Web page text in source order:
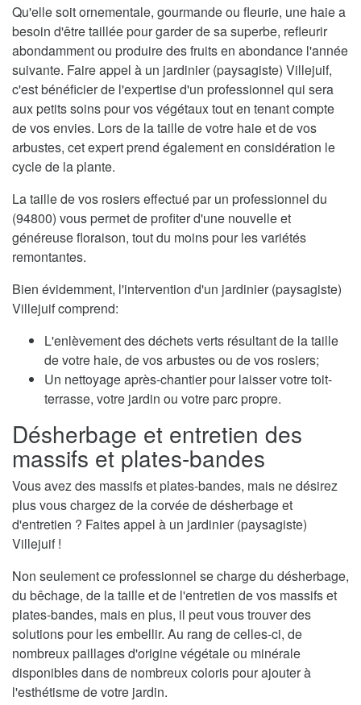
Qu'elle soit ornementale, gourmande ou fleurie, une haie a
besoin d'être taillée pour garder de sa superbe, refleurir
abondamment ou produire des fruits en abondance l'année
suivante. Faire appel à un jardinier (paysagiste) Villejuif,
c'est bénéficier de l'expertise d'un professionnel qui sera
aux petits soins pour vos végétaux tout en tenant compte
de vos envies. Lors de la taille de votre haie et de vos
arbustes, cet expert prend également en considération le
cycle de la plante.
La taille de vos rosiers effectué par un professionnel du
(94800) vous permet de profiter d'une nouvelle et
généreuse floraison, tout du moins pour les variétés
remontantes.
Bien évidemment, l'intervention d'un jardinier (paysagiste)
Villejuif comprend:
L'enlèvement des déchets verts résultant de la taille
de votre haie, de vos arbustes ou de vos rosiers;
Un nettoyage après-chantier pour laisser votre toit-
terrasse, votre jardin ou votre parc propre.
Désherbage et entretien des
massifs et plates-bandes
Vous avez des massifs et plates-bandes, mais ne désirez
plus vous chargez de la corvée de désherbage et
d'entretien ? Faites appel à un jardinier (paysagiste)
Villejuif !
Non seulement ce professionnel se charge du désherbage,
du bêchage, de la taille et de l'entretien de vos massifs et
plates-bandes, mais en plus, il peut vous trouver des
solutions pour les embellir. Au rang de celles-ci, de
nombreux paillages d'origine végétale ou minérale
disponibles dans de nombreux coloris pour ajouter à
l'esthétisme de votre jardin.